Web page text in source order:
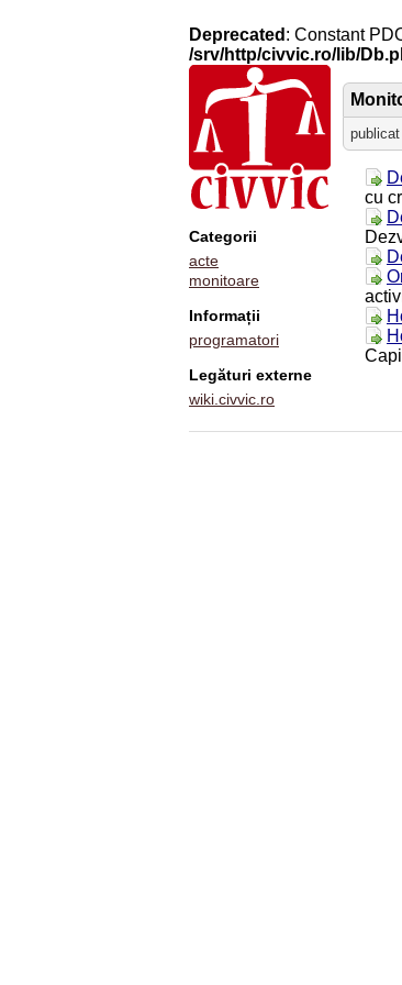
Deprecated : Constant
/srv/http/civvic.ro/lib/
Categorii
acte
monitoare
Informații
programatori
Legături externe
wiki.civvic.ro
cu